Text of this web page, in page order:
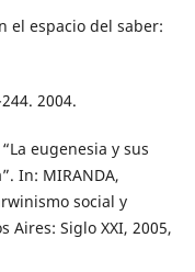
el espacio del saber:
2004.
eugenesia y sus
In: MIRANDA,
social y
Aires: Siglo XXI, 2005,